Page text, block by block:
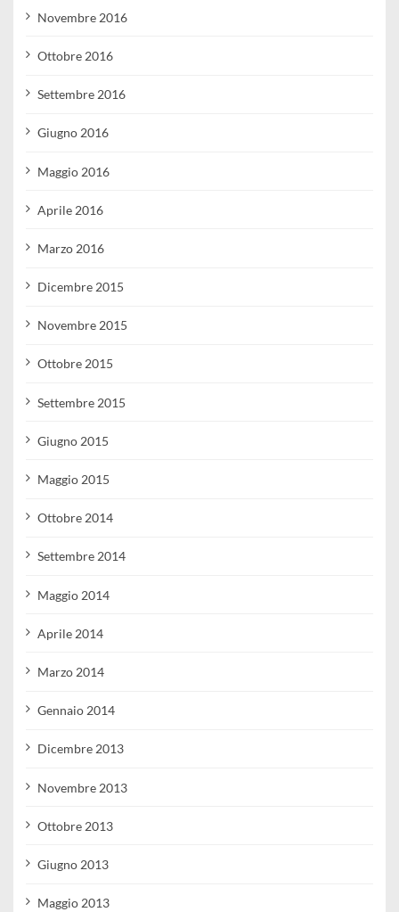
Novembre 2016
Ottobre 2016
Settembre 2016
Giugno 2016
Maggio 2016
Aprile 2016
Marzo 2016
Dicembre 2015
Novembre 2015
Ottobre 2015
Settembre 2015
Giugno 2015
Maggio 2015
Ottobre 2014
Settembre 2014
Maggio 2014
Aprile 2014
Marzo 2014
Gennaio 2014
Dicembre 2013
Novembre 2013
Ottobre 2013
Giugno 2013
Maggio 2013